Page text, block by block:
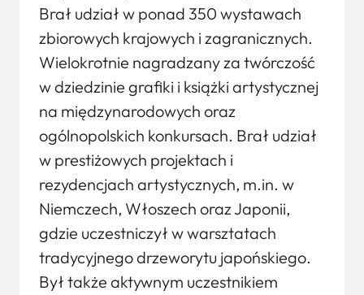
Brał udział w ponad 350 wystawach
zbiorowych krajowych i zagranicznych.
Wielokrotnie nagradzany za twórczość
w dziedzinie grafiki i książki artystycznej
na międzynarodowych oraz
ogólnopolskich konkursach. Brał udział
w prestiżowych projektach i
rezydencjach artystycznych, m.in. w
Niemczech, Włoszech oraz Japonii,
gdzie uczestniczył w warsztatach
tradycyjnego drzeworytu japońskiego.
Był także aktywnym uczestnikiem